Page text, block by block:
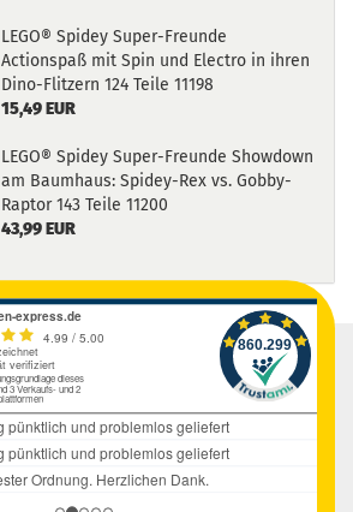
LEGO® Spidey Super-Freunde
Actionspaß mit Spin und Electro in ihren
Dino-Flitzern 124 Teile 11198
15,49 EUR
LEGO® Spidey Super-Freunde Showdown
am Baumhaus: Spidey-Rex vs. Gobby-
Raptor 143 Teile 11200
43,99 EUR